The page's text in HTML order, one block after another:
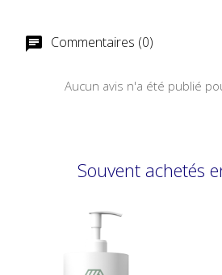
chat Commentaires (0)
Aucun avis n'a été publié
Souvent achetés